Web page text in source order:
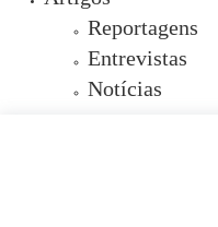
Reportagens
Entrevistas
Notícias